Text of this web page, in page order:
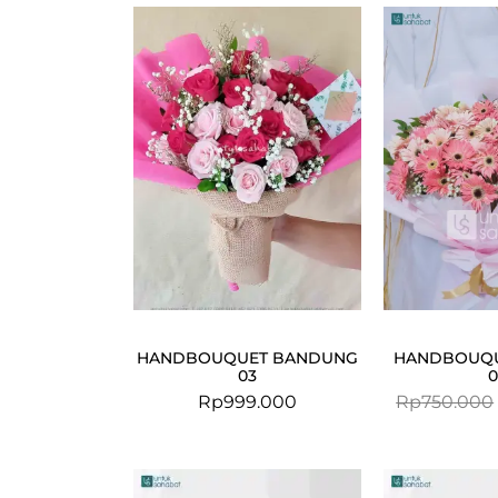
HANDBOUQUET BANDUNG
03
Rp999.000 Rp750.000